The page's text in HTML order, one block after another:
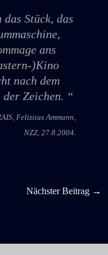
das Stück, das
ans
)Kino
nach dem
Zeichen. “
Felizitas Ammann,
NZZ, 27.8.2004.
Nächster Beitrag →